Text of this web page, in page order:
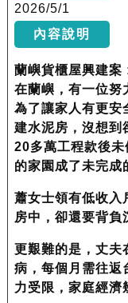
2026/5/1
內容說明
蘭嶼貨櫃屋興建案
在蘭嶼，有一位
為了讓家人有更安
建水泥房，沒想到
20多萬工程款後
的家園成了未完成
蕭女士領有低收入
房中，卻還要背負
更艱難的是，丈夫
病，每個月需往返
力受限，家庭經濟